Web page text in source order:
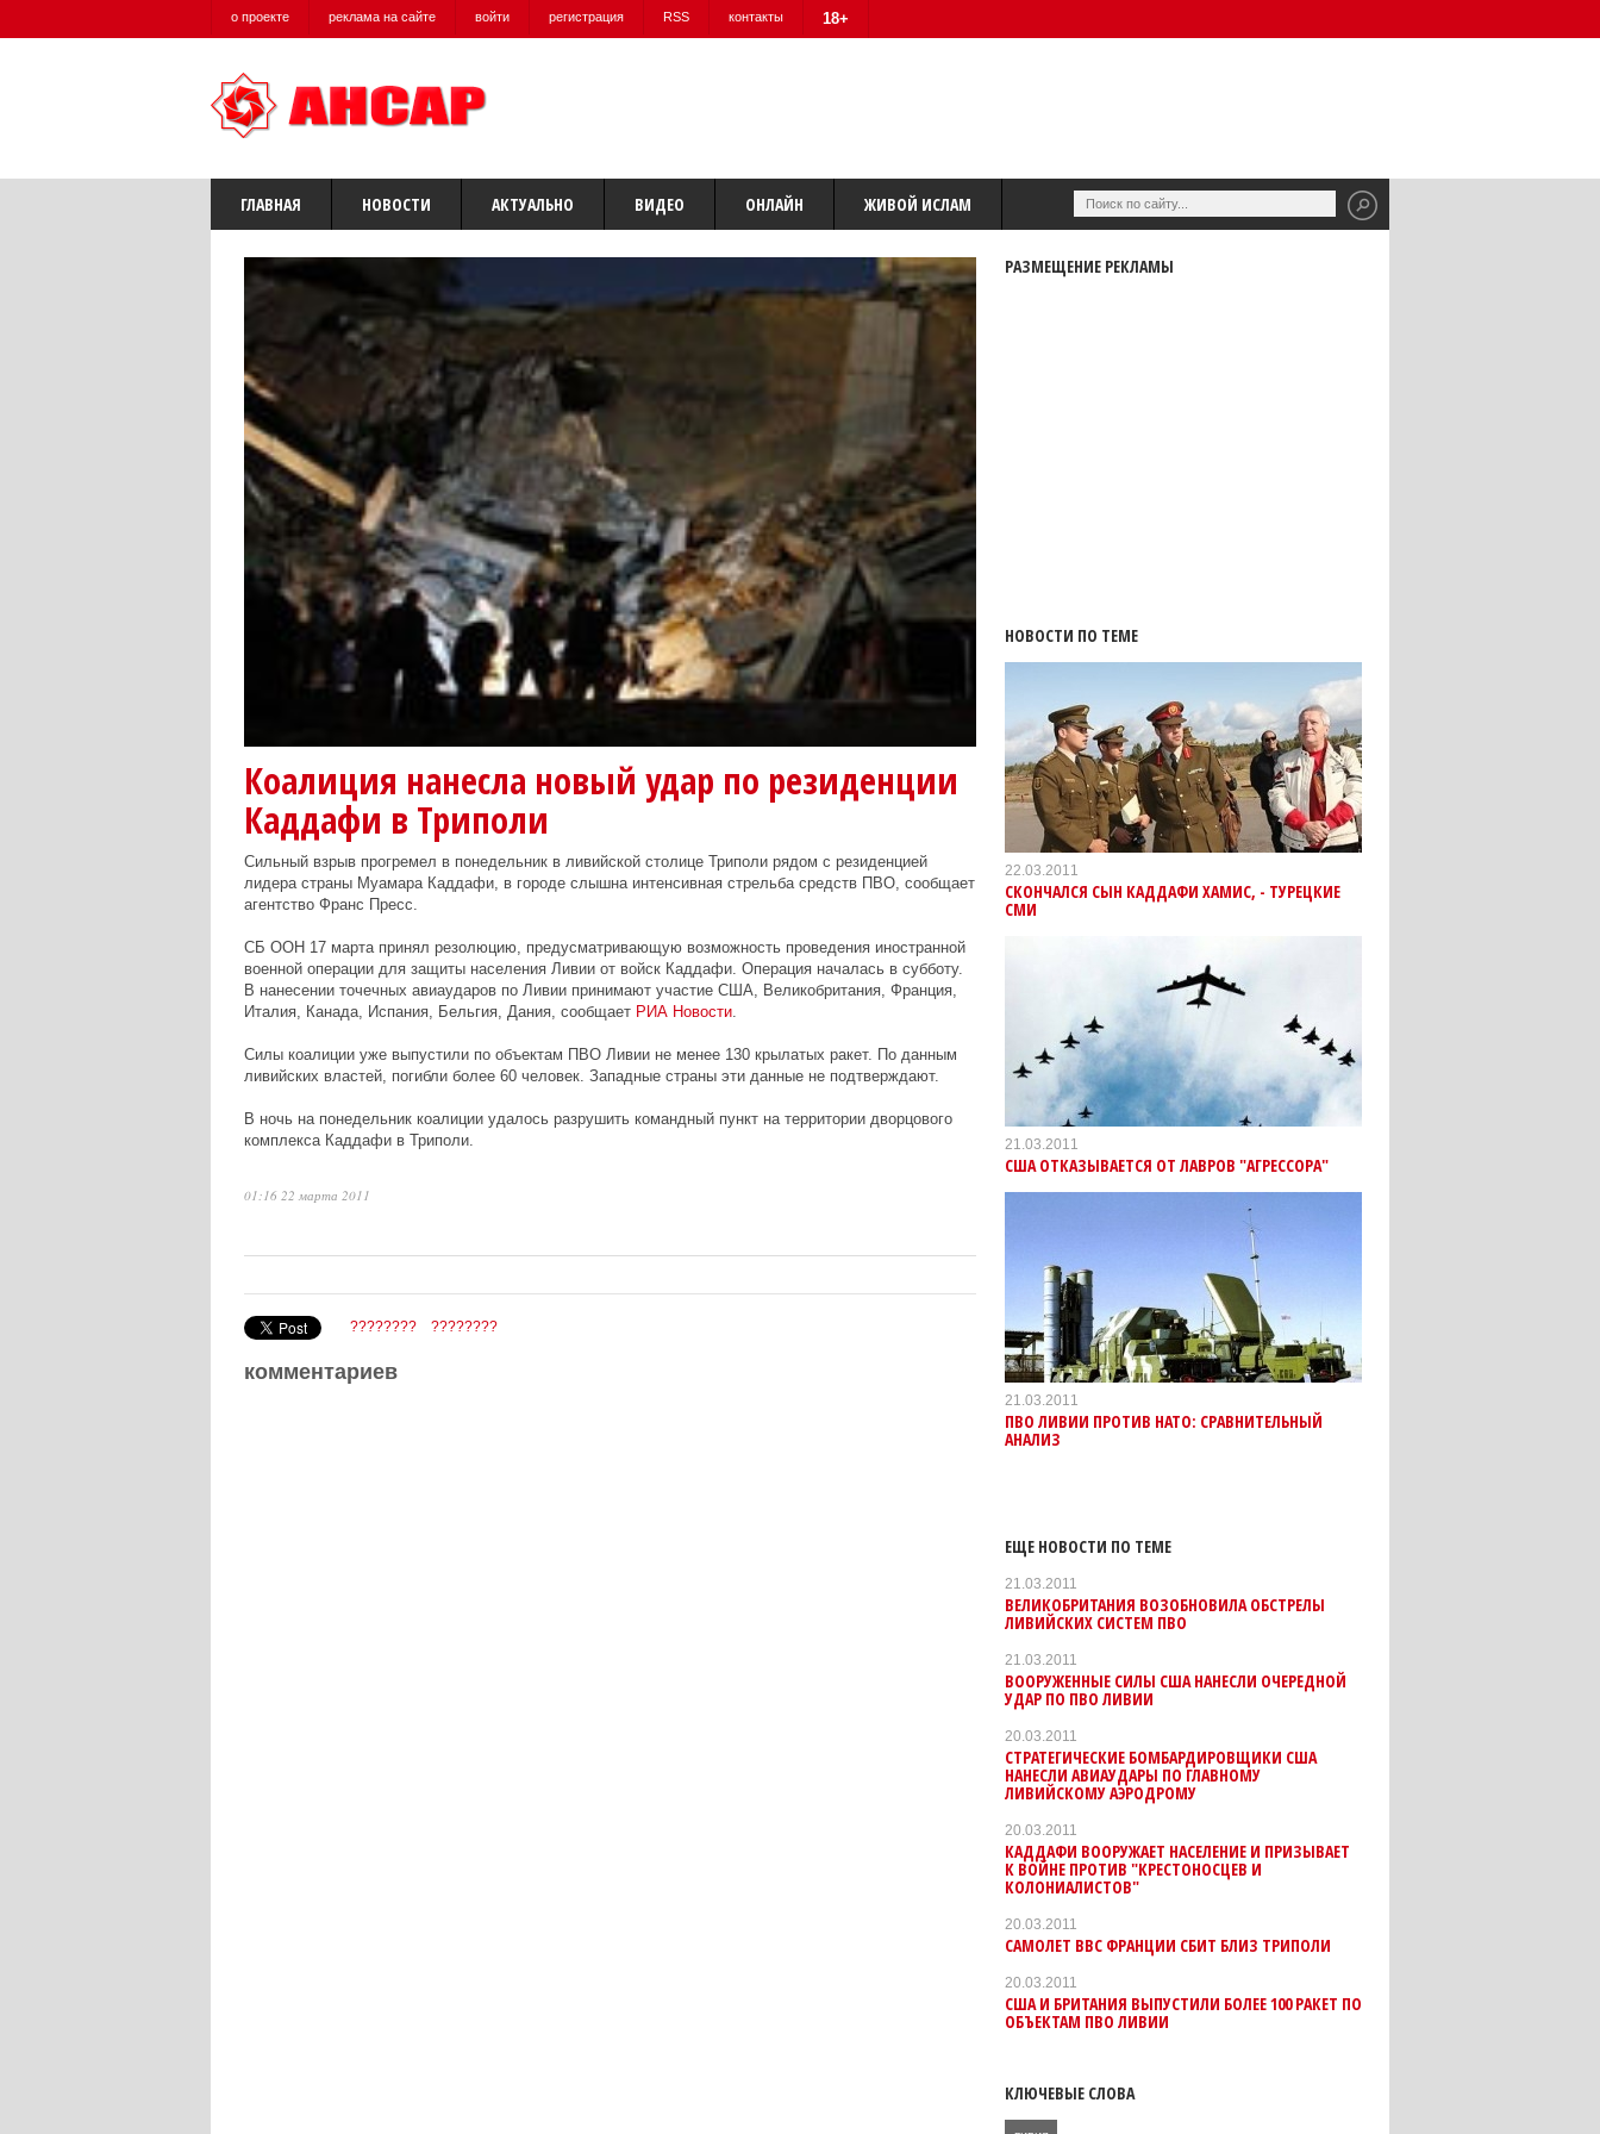
о проекте реклама на сайте войти регистрация RSS контакты 18+
ГЛАВНАЯ НОВОСТИ АКТУАЛЬНО ВИДЕО ОНЛАЙН ЖИВОЙ ИСЛАМ
Коалиция нанесла новый удар по резиденции
Каддафи в Триполи
Сильный взрыв прогремел в понедельник в ливийской столице Триполи рядом с резиденцией
лидера страны Муамара Каддафи, в городе слышна интенсивная стрельба средств ПВО, сообщает
агентство Франс Пресс.
СБ ООН 17 марта принял резолюцию, предусматривающую возможность проведения иностранной
военной операции для защиты населения Ливии от войск Каддафи. Операция началась в субботу.
В нанесении точечных авиаударов по Ливии принимают участие США, Великобритания, Франция,
Италия, Канада, Испания, Бельгия, Дания, сообщает РИА Новости.
Силы коалиции уже выпустили по объектам ПВО Ливии не менее 130 крылатых ракет. По данным
ливийских властей, погибли более 60 человек. Западные страны эти данные не подтверждают.
В ночь на понедельник коалиции удалось разрушить командный пункт на территории дворцового
комплекса Каддафи в Триполи.
01:16 22 марта 2011
???????? ????????
комментариев
РАЗМЕЩЕНИЕ РЕКЛАМЫ
НОВОСТИ ПО ТЕМЕ
22.03.2011
СКОНЧАЛСЯ СЫН КАДДАФИ ХАМИС, - ТУРЕЦКИЕ
СМИ
21.03.2011
США ОТКАЗЫВАЕТСЯ ОТ ЛАВРОВ "АГРЕССОРА"
21.03.2011
ПВО ЛИВИИ ПРОТИВ НАТО: СРАВНИТЕЛЬНЫЙ
АНАЛИЗ
ЕЩЕ НОВОСТИ ПО ТЕМЕ
21.03.2011
ВЕЛИКОБРИТАНИЯ ВОЗОБНОВИЛА ОБСТРЕЛЫ
ЛИВИЙСКИХ СИСТЕМ ПВО
21.03.2011
ВООРУЖЕННЫЕ СИЛЫ США НАНЕСЛИ ОЧЕРЕДНОЙ
УДАР ПО ПВО ЛИВИИ
20.03.2011
СТРАТЕГИЧЕСКИЕ БОМБАРДИРОВЩИКИ США
НАНЕСЛИ АВИАУДАРЫ ПО ГЛАВНОМУ
ЛИВИЙСКОМУ АЭРОДРОМУ
20.03.2011
КАДДАФИ ВООРУЖАЕТ НАСЕЛЕНИЕ И ПРИЗЫВАЕТ
К ВОЙНЕ ПРОТИВ "КРЕСТОНОСЦЕВ И
КОЛОНИАЛИСТОВ"
20.03.2011
САМОЛЕТ ВВС ФРАНЦИИ СБИТ БЛИЗ ТРИПОЛИ
20.03.2011
США И БРИТАНИЯ ВЫПУСТИЛИ БОЛЕЕ 100 РАКЕТ ПО
ОБЪЕКТАМ ПВО ЛИВИИ
КЛЮЧЕВЫЕ СЛОВА